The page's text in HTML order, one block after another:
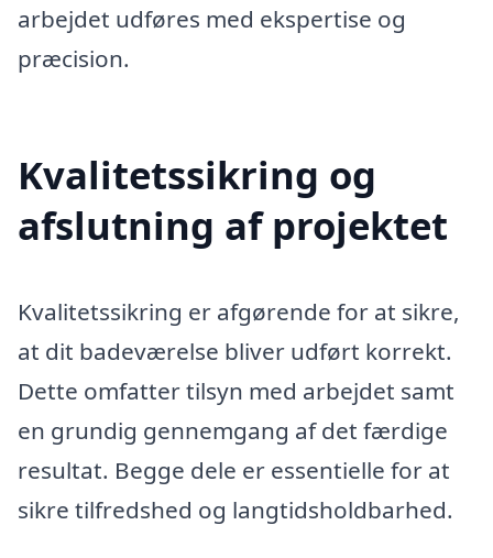
arbejdet udføres med ekspertise og
præcision.
Kvalitetssikring og
afslutning af projektet
Kvalitetssikring er afgørende for at sikre,
at dit badeværelse bliver udført korrekt.
Dette omfatter tilsyn med arbejdet samt
en grundig gennemgang af det færdige
resultat. Begge dele er essentielle for at
sikre tilfredshed og langtidsholdbarhed.